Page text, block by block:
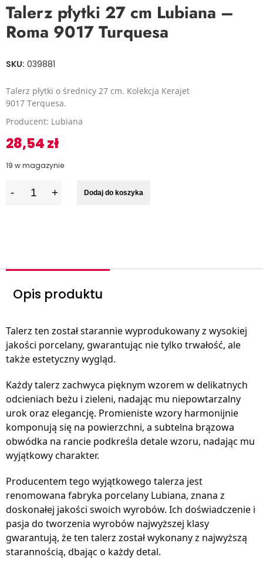
Talerz płytki 27 cm Lubiana –
Roma 9017 Turquesa
SKU: 039881
Talerz płytki o średnicy 27 cm. Kolekcja Kerajet
9017 Terquesa.
Producent: Lubiana
28,54zł
19 w magazynie
Dodaj do koszyka
Opis produktu
Talerz ten został starannie wyprodukowany z wysokiej
jakości porcelany, gwarantując nie tylko trwałość, ale
także estetyczny wygląd.
Każdy talerz zachwyca pięknym wzorem w delikatnych
odcieniach beżu i zieleni, nadając mu niepowtarzalny
urok oraz elegancję. Promieniste wzory harmonijnie
komponują się na powierzchni, a subtelna brązowa
obwódka na rancie podkreśla detale wzoru, nadając mu
wyjątkowy charakter.
Producentem tego wyjątkowego talerza jest
renomowana fabryka porcelany Lubiana, znana z
doskonałej jakości swoich wyrobów. Ich doświadczenie i
pasja do tworzenia wyrobów najwyższej klasy
gwarantują, że ten talerz został wykonany z najwyższą
starannością, dbając o każdy detal.